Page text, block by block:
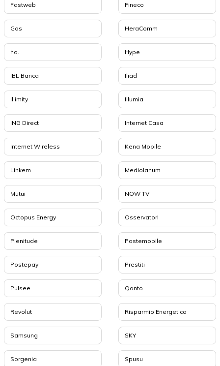
Fastweb Fineco
Gas HeraComm
ho. Hype
IBL Banca Iliad
Illimity Illumia
ING Direct Internet Casa
Internet Wireless Kena Mobile
Linkem Mediolanum
Mutui NOW TV
Octopus Energy Osservatori
Plenitude Postemobile
Postepay Prestiti
Pulsee Qonto
Revolut Risparmio Energetico
Samsung SKY
Sorgenia Spusu